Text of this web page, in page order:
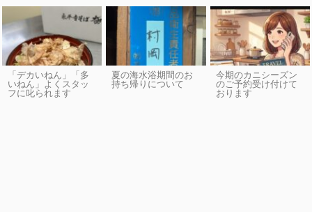
「デカいねん」「多
いねん」よくスタッ
フに叱られます
夏の海水浴期間のお
持ち帰りについて
今期のカニシーズン
のご予約受け付けて
おります